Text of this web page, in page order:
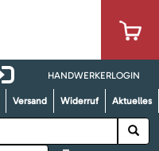
HANDWERKERLOGIN
Versand Widerruf Aktuelles